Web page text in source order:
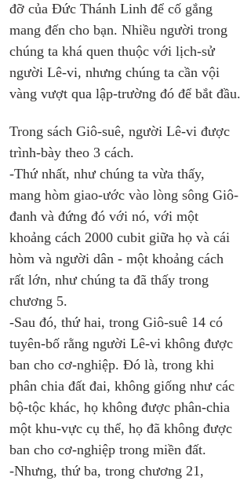
đỡ của Đức Thánh Linh để cố gắng
mang đến cho bạn. Nhiều người trong
chúng ta khá quen thuộc với lịch-sử
người Lê-vi, nhưng chúng ta cần vội
vàng vượt qua lập-trường đó để bắt đầu.
Trong sách Giô-suê, người Lê-vi được
trình-bày theo 3 cách.
-Thứ nhất, như chúng ta vừa thấy,
mang hòm giao-ước vào lòng sông Giô-
đanh và đứng đó với nó, với một
khoảng cách 2000 cubit giữa họ và cái
hòm và người dân - một khoảng cách
rất lớn, như chúng ta đã thấy trong
chương 5.
-Sau đó, thứ hai, trong Giô-suê 14 có
tuyên-bố rằng người Lê-vi không được
ban cho cơ-nghiệp. Đó là, trong khi
phân chia đất đai, không giống như các
bộ-tộc khác, họ không được phân-chia
một khu-vực cụ thể, họ đã không được
ban cho cơ-nghiệp trong miền đất.
-Nhưng, thứ ba, trong chương 21,